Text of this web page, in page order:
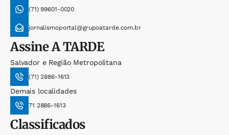
(71) 99601-0020
jornalismoportal@grupoatarde.com.br
AssineA TARDE
Salvador e Região Metropolitana
(71) 2886-1613
Demais localidades
71 2886-1613
Classificados